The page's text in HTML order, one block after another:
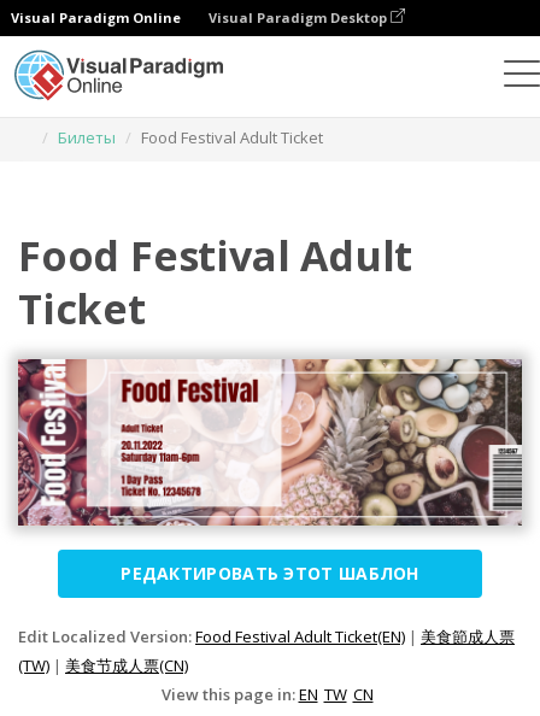
Visual Paradigm Online Visual Paradigm Desktop
Билеты
Food Festival Adult Ticket
Food Festival Adult
Ticket
РЕДАКТИРОВАТЬ ЭТОТ ШАБЛОН
Edit Localized Version:Food Festival Adult Ticket(EN) | 美食節成人票
(TW) | 美食节成人票(CN)
View this page in:EN TW CN